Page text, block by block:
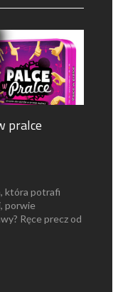
pralce
która potrafi
porwie
Ręce precz od